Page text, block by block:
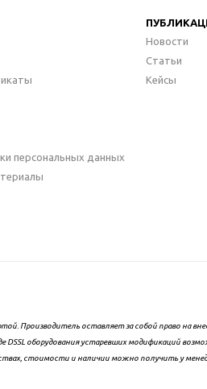
персональных данных
Новости
Статьи
Кейсы
Производитель оставляет за собой право на
оборудования устаревших модификаций
стоимости и наличии можно получить у